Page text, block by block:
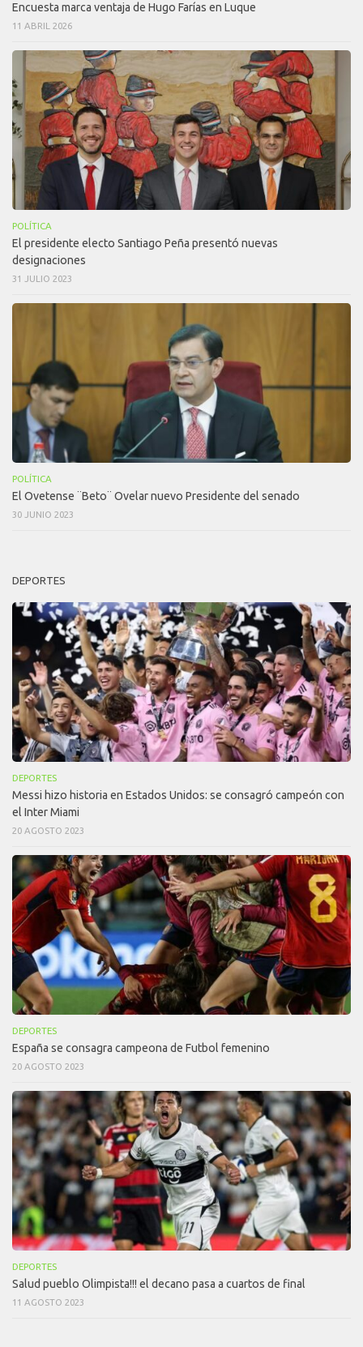
Encuesta marca ventaja de Hugo Farías en Luque
11 ABRIL 2026
POLÍTICA
El presidente electo Santiago Peña presentó nuevas
designaciones
31 JULIO 2023
POLÍTICA
El Ovetense ¨Beto¨ Ovelar nuevo Presidente del senado
30 JUNIO 2023
DEPORTES
DEPORTES
Messi hizo historia en Estados Unidos: se consagró campeón con
el Inter Miami
20 AGOSTO 2023
DEPORTES
España se consagra campeona de Futbol femenino
20 AGOSTO 2023
DEPORTES
Salud pueblo Olimpista!!! el decano pasa a cuartos de final
11 AGOSTO 2023